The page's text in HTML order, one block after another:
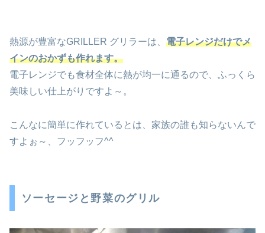
熱源が豊富なGRILLER グリラーは、 電子レンジだけでメ
インのおかずも作れます。
電子レンジでも食材全体に熱が均一に通るので、ふっくら
美味しい仕上がりですよ～。
こんなに簡単に作れているとは、家族の誰も知らないんで
すよぉ～、フッフッフ^^
ソーセージと野菜のグリル